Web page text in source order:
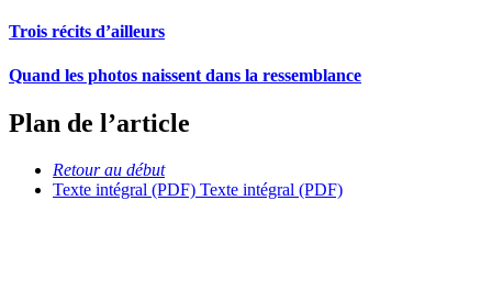
Trois récits d’ailleurs
Quand les photos naissent dans la ressemblance
Plan de l’article
Retour au début
Texte intégral (PDF) Texte intégral (PDF)